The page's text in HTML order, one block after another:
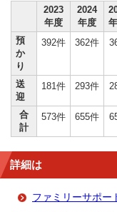
2023
年度
2024
年度
預
か
り
392件 362件
送
迎
181件 293件
合
計
573件 655件
詳細は
ファミリーサポー